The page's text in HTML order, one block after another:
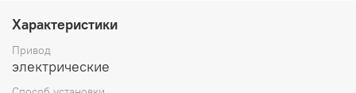
эксплуатации.
Аппарат рассчитан на производительность до 4
кубических метров в час и максимальное давление до
25 бар, что позволяет эффективно использовать его в
Характеристики
Привод
электрические